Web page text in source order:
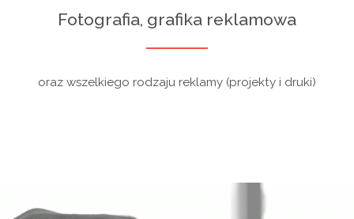
Fotografia, grafika reklamowa
oraz wszelkiego rodzaju reklamy (projekty i druki)